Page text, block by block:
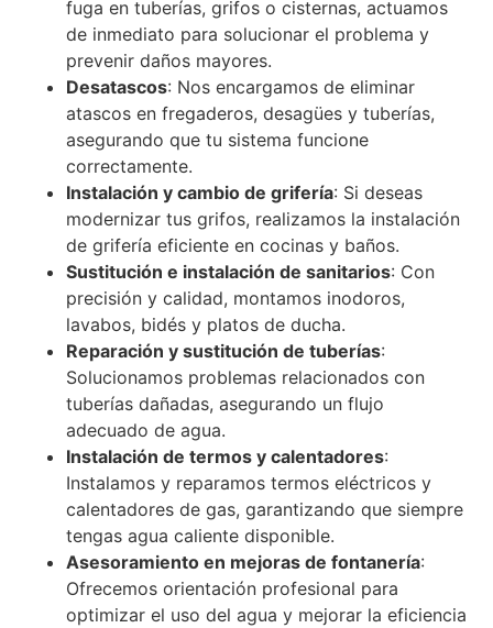
fuga en tuberías, grifos o cisternas, actuamos
de inmediato para solucionar el problema y
prevenir daños mayores.
Desatascos: Nos encargamos de eliminar
atascos en fregaderos, desagües y tuberías,
asegurando que tu sistema funcione
correctamente.
Instalación y cambio de grifería: Si deseas
modernizar tus grifos, realizamos la instalación
de grifería eficiente en cocinas y baños.
Sustitución e instalación de sanitarios: Con
precisión y calidad, montamos inodoros,
lavabos, bidés y platos de ducha.
Reparación y sustitución de tuberías:
Solucionamos problemas relacionados con
tuberías dañadas, asegurando un flujo
adecuado de agua.
Instalación de termos y calentadores:
Instalamos y reparamos termos eléctricos y
calentadores de gas, garantizando que siempre
tengas agua caliente disponible.
Asesoramiento en mejoras de fontanería:
Ofrecemos orientación profesional para
optimizar el uso del agua y mejorar la eficiencia